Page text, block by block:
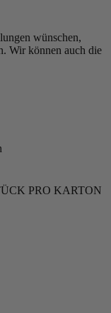
wünschen,
Wir können auch die
PRO KARTON